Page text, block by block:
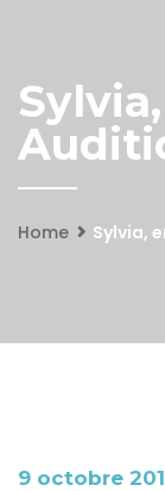
Home Sylvia,
9 octobre